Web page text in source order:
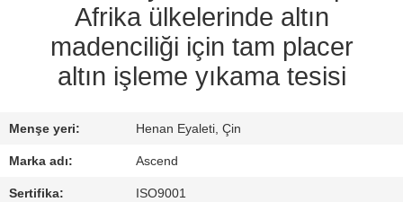
TEKLIF
ISTEĞI
SITE
HARITASI
Afrika ülkelerinde altın
madenciliği için tam placer
altın işleme yıkama tesisi
Menşe yeri: Henan Eyaleti, Çin
Marka adı: Ascend
Sertifika: ISO9001